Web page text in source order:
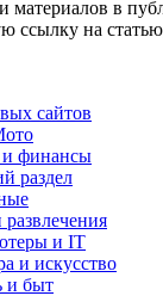
материалов в
ссылку на
сайтов
и финансы
раздел
и IT
и искусство
и быт